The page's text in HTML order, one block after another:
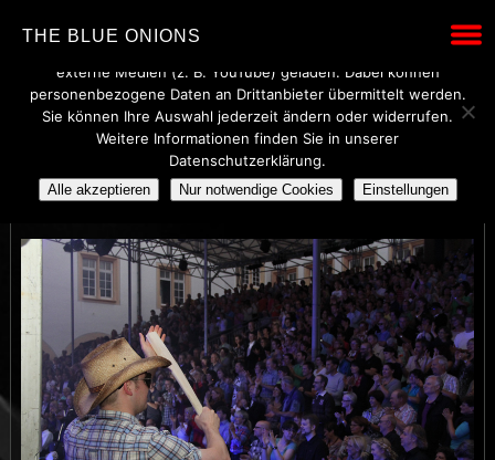
THE BLUE ONIONS
24
Wir verwenden technisch notwendige Cookies, um den Betrieb
dieser Website sicherzustellen. Mit Ihrer Einwilligung werden
externe Medien (z. B. YouTube) geladen. Dabei können
personenbezogene Daten an Drittanbieter übermittelt werden.
Sie können Ihre Auswahl jederzeit ändern oder widerrufen.
Weitere Informationen finden Sie in unserer
Datenschutzerklärung.
Alle akzeptieren Nur notwendige Cookies Einstellungen